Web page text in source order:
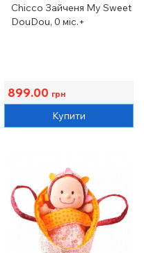
Chicco Зайченя My Sweet
DouDou, 0 міс.+
899.00 грн
Купити